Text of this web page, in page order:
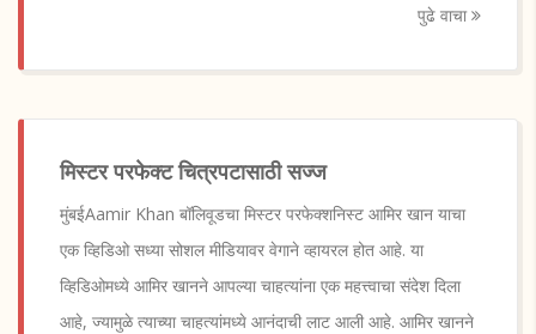
पुढे वाचा
मिस्टर परफेक्ट चित्रपटासाठी सज्ज
मुंबईAamir Khan बॉलिवूडचा मिस्टर परफेक्शनिस्ट आमिर खान याचा
एक व्हिडिओ सध्या सोशल मीडियावर वेगाने व्हायरल होत आहे. या
व्हिडिओमध्ये आमिर खानने आपल्या चाहत्यांना एक महत्त्वाचा संदेश दिला
आहे, ज्यामुळे त्याच्या चाहत्यांमध्ये आनंदाची लाट आली आहे. आमिर खानने